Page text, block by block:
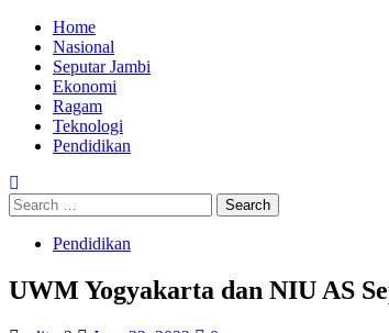
Skip
content
Primary
Menu
Home
Nasional
Seputar Jambi
Ekonomi
Ragam
Teknologi
Pendidikan
Search
for:
Pendidikan
UWM Yogyakarta dan NIU AS